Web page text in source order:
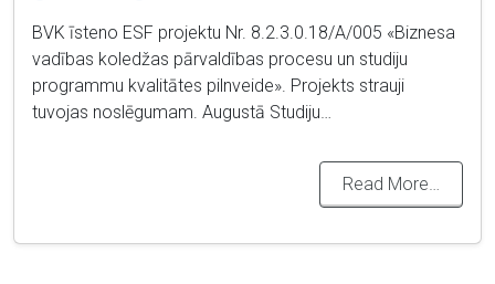
BVK īsteno ESF projektu Nr. 8.2.3.0.18/A/005 «Biznesa
vadības koledžas pārvaldības procesu un studiju
programmu kvalitātes pilnveide». Projekts strauji
tuvojas noslēgumam. Augustā Studiju…
Read More…